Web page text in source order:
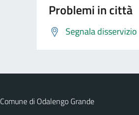
Problemi in città
Segnala disservizio
Comune di Odalengo Grande